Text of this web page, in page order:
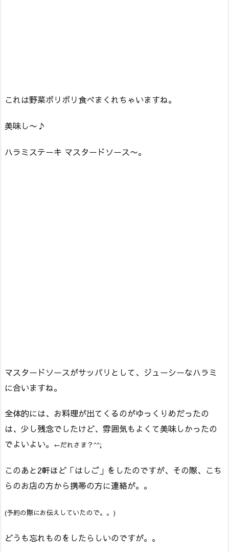
これは野菜ボリボリ食べまくれちゃいますね。
美味し〜♪
ハラミステーキ マスタードソース〜。
マスタードソースがサッパリとして、ジューシーなハラミ
に合いますね。
全体的には、お料理が出てくるのがゆっくりめだったの
は、少し残念でしたけど、雰囲気もよくて美味しかったの
でよいよい。
←だれさま？^^;
このあと2軒ほど「はしご」をしたのですが、その際、こち
らのお店の方から携帯の方に連絡が。。
(予約の際にお伝えしていたので。。)
どうも忘れものをしたらしいのですが。。